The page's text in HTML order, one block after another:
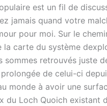
est un fil de
jamais quand votre
pour moi. Sur le
la carte du système
sommes retrouvés juste
de celui-ci
monde à avoir une
du Loch Quoich existant